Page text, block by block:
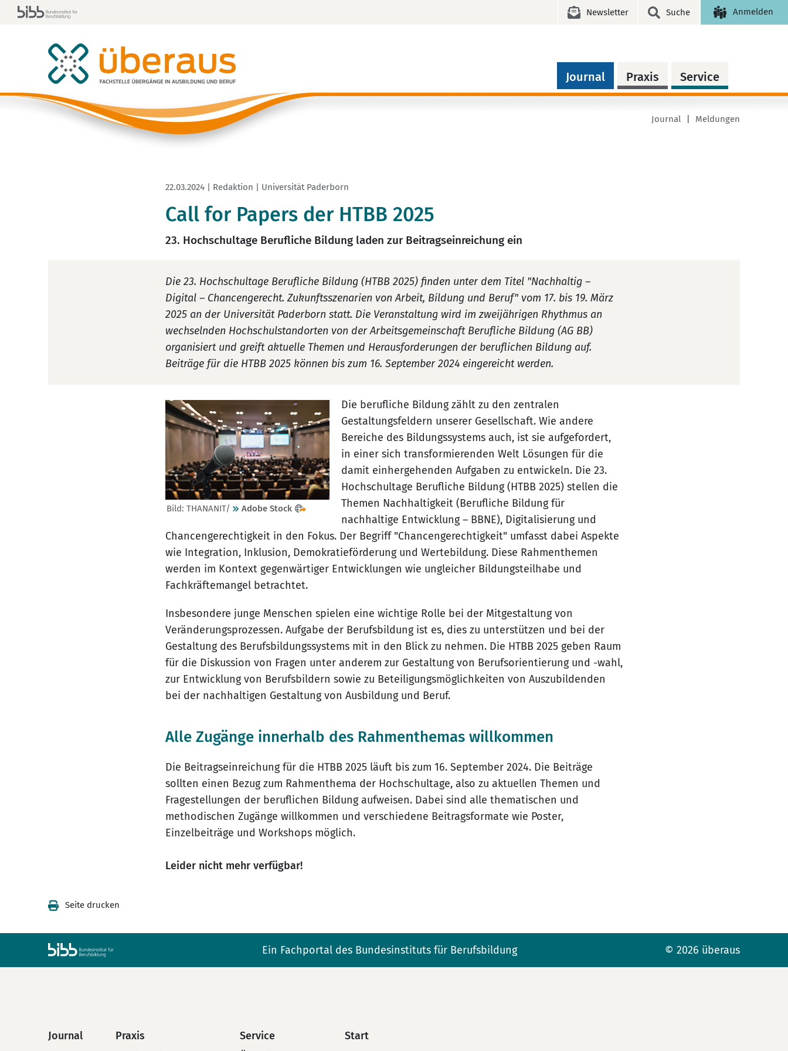
Newsletter Suche Anmelden
Journal Praxis Service
Journal Meldungen
22.03.2024 | Redaktion | Universität Paderborn
Call for Papers der HTBB 2025
23. Hochschultage Berufliche Bildung laden zur Beitragseinreichung ein
Die 23. Hochschultage Berufliche Bildung (HTBB 2025) finden unter dem Titel "Nachhaltig –
Digital – Chancengerecht. Zukunftsszenarien von Arbeit, Bildung und Beruf" vom 17. bis 19. März
2025 an der Universität Paderborn statt. Die Veranstaltung wird im zweijährigen Rhythmus an
wechselnden Hochschulstandorten von der Arbeitsgemeinschaft Berufliche Bildung (AG BB)
organisiert und greift aktuelle Themen und Herausforderungen der beruflichen Bildung auf.
Beiträge für die HTBB 2025 können bis zum 16. September 2024 eingereicht werden.
Bild: THANANIT/ Adobe Stock
Die berufliche Bildung zählt zu den zentralen
Gestaltungsfeldern unserer Gesellschaft. Wie andere
Bereiche des Bildungssystems auch, ist sie aufgefordert,
in einer sich transformierenden Welt Lösungen für die
damit einhergehenden Aufgaben zu entwickeln. Die 23.
Hochschultage Berufliche Bildung (HTBB 2025) stellen die
Themen Nachhaltigkeit (Berufliche Bildung für
nachhaltige Entwicklung – BBNE), Digitalisierung und
Chancengerechtigkeit in den Fokus. Der Begriff "Chancengerechtigkeit" umfasst dabei Aspekte
wie Integration, Inklusion, Demokratieförderung und Wertebildung. Diese Rahmenthemen
werden im Kontext gegenwärtiger Entwicklungen wie ungleicher Bildungsteilhabe und
Fachkräftemangel betrachtet.
Insbesondere junge Menschen spielen eine wichtige Rolle bei der Mitgestaltung von
Veränderungsprozessen. Aufgabe der Berufsbildung ist es, dies zu unterstützen und bei der
Gestaltung des Berufsbildungssystems mit in den Blick zu nehmen. Die HTBB 2025 geben Raum
für die Diskussion von Fragen unter anderem zur Gestaltung von Berufsorientierung und -wahl,
zur Entwicklung von Berufsbildern sowie zu Beteiligungsmöglichkeiten von Auszubildenden
bei der nachhaltigen Gestaltung von Ausbildung und Beruf.
Alle Zugänge innerhalb des Rahmenthemas willkommen
Die Beitragseinreichung für die HTBB 2025 läuft bis zum 16. September 2024. Die Beiträge
sollten einen Bezug zum Rahmenthema der Hochschultage, also zu aktuellen Themen und
Fragestellungen der beruflichen Bildung aufweisen. Dabei sind alle thematischen und
methodischen Zugänge willkommen und verschiedene Beitragsformate wie Poster,
Einzelbeiträge und Workshops möglich.
Leider nicht mehr verfügbar!
Seite drucken
Ein Fachportal des Bundesinstituts für Berufsbildung © 2026 überaus
Journal
Praxis
Service
Start